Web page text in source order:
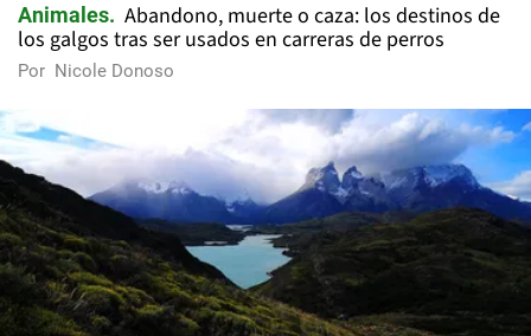
Animales
Abandono, muerte o caza: los destinos de
los galgos tras ser usados en carreras de perros
Por Nicole Donoso